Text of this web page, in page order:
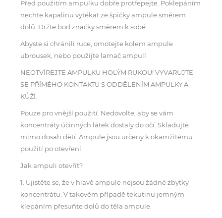
Před použitím ampulku dobře protřepejte. Poklepáním
nechte kapalinu vytékat ze špičky ampule směrem
dolů. Držte bod značky směrem k sobě.
Abyste si chránili ruce, omotejte kolem ampule
ubrousek, nebo použijte lamač ampulí.
NEOTVÍREJTE AMPULKU HOLÝM RUKOU! VYVARUJTE
SE PŘÍMÉHO KONTAKTU S ODDĚLENÍM AMPULKY A
KŮŽÍ.
Pouze pro vnější použití. Nedovolte, aby se vám
koncentráty účinných látek dostaly do očí. Skladujte
mimo dosah dětí. Ampule jsou určeny k okamžitému
použití po otevření.
Jak ampuli otevřít?
1. Ujistěte se, že v hlavě ampule nejsou žádné zbytky
koncentrátu. V takovém případě tekutinu jemným
klepáním přesuňte dolů do těla ampule.